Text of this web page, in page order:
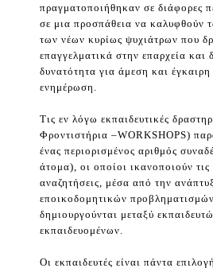
πραγματοποιήθηκαν σε διάφορες
σε μια προσπάθεια να καλυφθούν
των νέων κυρίως ψυχιάτρων που
επαγγελματικά στην επαρχεία και
δυνατότητα για άμεση και
ενημέρωση.
Τις εν λόγω εκπαιδευτικές
Φροντιστήρια –WORKSHOPS)
ένας περιορισμένος αριθμός
άτομα), οι οποίοι ικανοποιούν τις
αναζητήσεις, μέσα από την
εποικοδομητικών
δημιουργούνται μεταξύ
εκπαιδευομένων.
Οι εκπαιδευτές είναι πάντα